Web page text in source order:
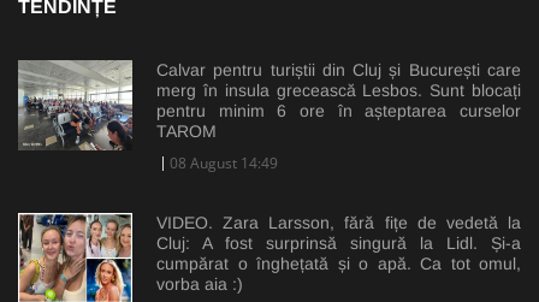
TENDINȚE
Calvar pentru turiștii din Cluj și București care
merg în insula grecească Lesbos. Sunt blocați
pentru minim 6 ore în așteptarea curselor
TAROM
08 August 14:49
VIDEO. Zara Larsson, fără fițe de vedetă la
Cluj: A fost surprinsă singură la Lidl. Și-a
cumpărat o înghețată și o apă. Ca tot omul,
vorba aia :)